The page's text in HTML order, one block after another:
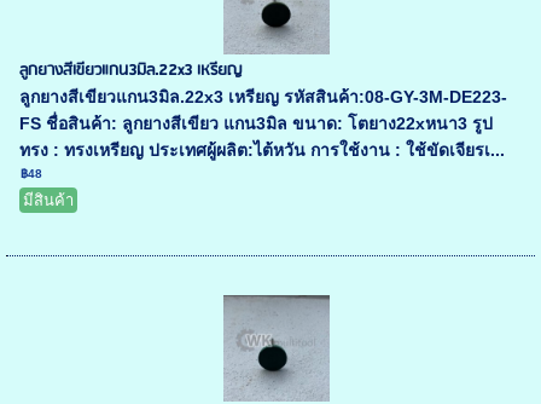
ลูกยางสีเขียวแกน3มิล.22x3 เหรียญ
ลูกยางสีเขียวแกน3มิล.22x3 เหรียญ รหัสสินค้า:08-GY-3M-DE223-
FS ชื่อสินค้า: ลูกยางสีเขียว แกน3มิล ขนาด: โตยาง22xหนา3 รูป
ทรง : ทรงเหรียญ ประเทศผู้ผลิต:ไต้หวัน การใช้งาน : ใช้ขัดเจียรเ...
฿48
มีสินค้า